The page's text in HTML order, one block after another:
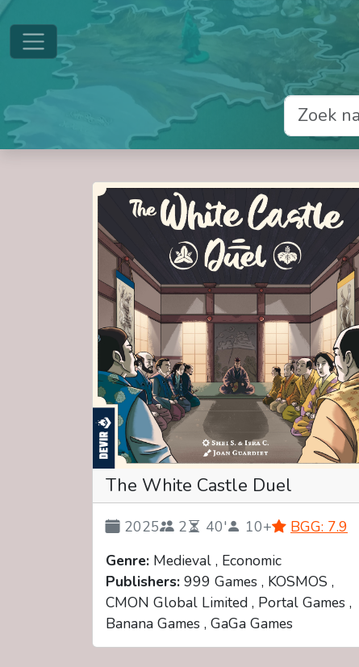
The White Castle Duel
2025 2 40' 10+
BGG: 7.9
Genre: Medieval , Economic
Publishers: 999 Games , KOSMOS ,
CMON Global Limited , Portal Games ,
Banana Games , GaGa Games